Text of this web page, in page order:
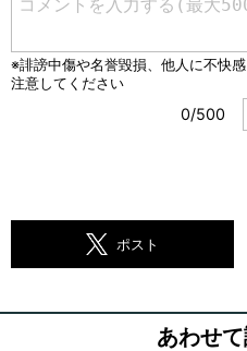
ポスト
あわせ